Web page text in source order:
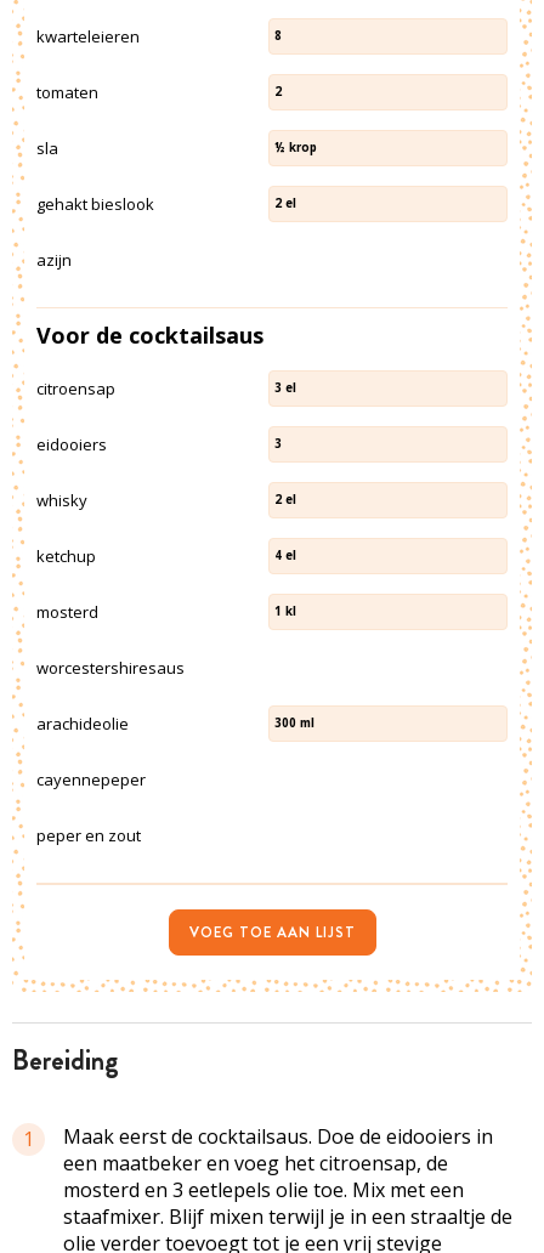
bereiding
1
Maak eerst de cocktailsaus. Doe de eidooiers in
een maatbeker en voeg het citroensap, de
mosterd en 3 eetlepels olie toe. Mix met een
staafmixer. Blijf mixen terwijl je in een straaltje de
olie verder toevoegt tot je een vrij stevige
kwarteleieren 8
tomaten 2
sla ½ krop
gehakt bieslook 2 el
azijn
Voor de cocktailsaus
citroensap 3 el
eidooiers 3
whisky 2 el
ketchup 4 el
mosterd 1 kl
worcestershiresaus
arachideolie 300 ml
cayennepeper
peper en zout
VOEG TOE AAN LIJST